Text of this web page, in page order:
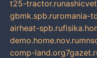
t25-tractor.ru
gbmk.spb.ruromania-
airheat-spb.ru
demo.home.nov.ru
comp-land.org